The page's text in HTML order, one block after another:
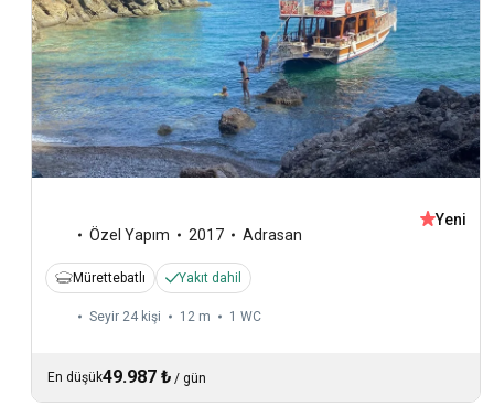
Özel Yapım 2017 Adrasan
Yeni
Mürettebatlı Yakıt dahil
Seyir 24 kişi 12 m 1 WC
En düşük49.987 ₺ / gün